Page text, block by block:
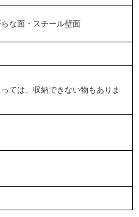
な面・スチール壁面
ては、収納できない物もありま